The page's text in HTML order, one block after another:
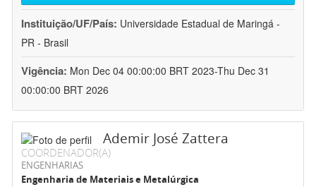
Instituição/UF/País: Universidade Estadual de Maringá -
PR - Brasil
Vigência: Mon Dec 04 00:00:00 BRT 2023-Thu Dec 31
00:00:00 BRT 2026
Ademir José Zattera
COORDENADOR(A)
ENGENHARIAS
Engenharia de Materiais e Metalúrgica